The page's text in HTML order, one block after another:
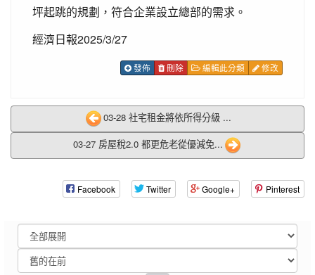
坪起跳的規劃，符合企業設立總部的需求。
經濟日報2025/3/27
發佈 刪除 編輯此分類 修改
03-28 社宅租金將依所得分級 ...
03-27 房屋稅2.0 都更危老從優減免...
Facebook Twitter Google+ Pinterest